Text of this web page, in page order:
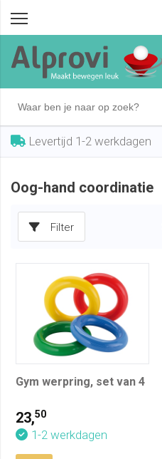
Levertijd 1-2 werkdagen
Oog-hand coordinatie
Filter
Gym werpring, set van 4
23,50
1-2 werkdagen